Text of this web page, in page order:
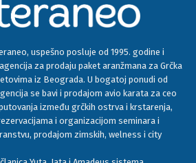
uspešno posluje od 1995. godine i
za prodaju paket aranžmana za Grčka
iz Beograda. U bogatoj ponudi od
se bavi i prodajom avio karata za ceo